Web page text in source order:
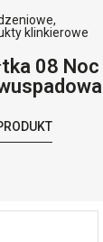
,
klinkierowe
08 Noc